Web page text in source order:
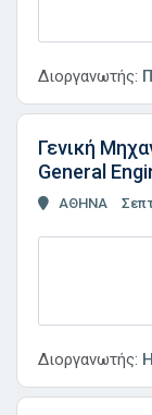
Διοργανωτής:
Γενική
General
ΑΘΗΝΑ
Διοργανωτής: